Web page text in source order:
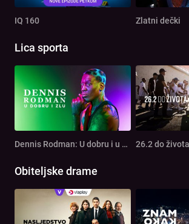
IQ 160 Zlatni dečki
Lica sporta
Dennis Rodman: U dobru i u zlu 26.2 do života
Obiteljske drame